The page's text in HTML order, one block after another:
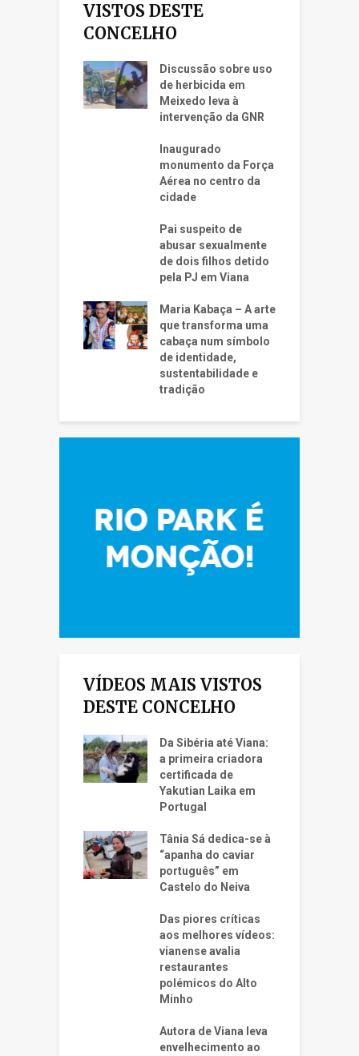
VISTOS DESTE
CONCELHO
Discussão sobre uso
de herbicida em
Meixedo leva à
intervenção da GNR
Inaugurado
monumento da Força
Aérea no centro da
cidade
Pai suspeito de
abusar sexualmente
de dois filhos detido
pela PJ em Viana
Maria Kabaça – A arte
que transforma uma
cabaça num símbolo
de identidade,
sustentabilidade e
tradição
VÍDEOS MAIS VISTOS
DESTE CONCELHO
Da Sibéria até Viana:
a primeira criadora
certificada de
Yakutian Laika em
Portugal
Tânia Sá dedica-se à
“apanha do caviar
português” em
Castelo do Neiva
Das piores críticas
aos melhores vídeos:
vianense avalia
restaurantes
polémicos do Alto
Minho
Autora de Viana leva
envelhecimento ao